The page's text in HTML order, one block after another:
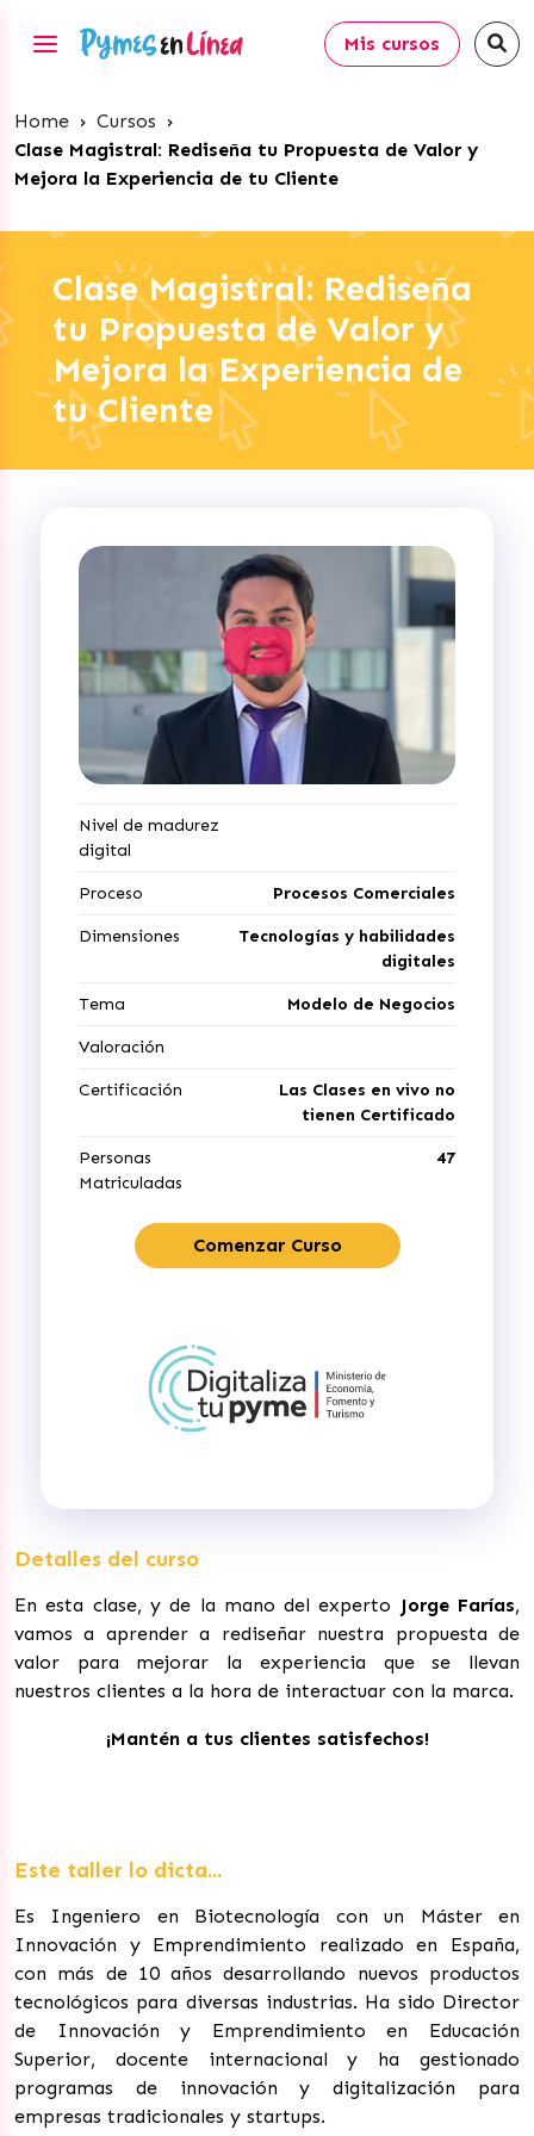
Mis cursos
Home › Cursos ›
Clase Magistral: Rediseña tu Propuesta de Valor y
Mejora la Experiencia de tu Cliente
Clase Magistral: Rediseña
tu Propuesta de Valor y
Mejora la Experiencia de
tu Cliente
Nivel de madurez
digital
Proceso Procesos Comerciales
Dimensiones
Tecnologías y habilidades
digitales
Tema Modelo de Negocios
Valoración
Certificación
Las Clases en vivo no
tienen Certificado
Personas
Matriculadas
47
Comenzar Curso
Detalles del curso
En esta clase, y de la mano del experto Jorge Farías,
vamos a aprender a rediseñar nuestra propuesta de
valor para mejorar la experiencia que se llevan
nuestros clientes a la hora de interactuar con la marca.
¡Mantén a tus clientes satisfechos!
Este taller lo dicta...
Es Ingeniero en Biotecnología con un Máster en
Innovación y Emprendimiento realizado en España,
con más de 10 años desarrollando nuevos productos
tecnológicos para diversas industrias. Ha sido Director
de Innovación y Emprendimiento en Educación
Superior, docente internacional y ha gestionado
programas de innovación y digitalización para
empresas tradicionales y startups.